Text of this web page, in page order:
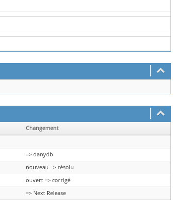
Changement
=> danydb
nouveau => résolu
ouvert => corrigé
=> Next Release